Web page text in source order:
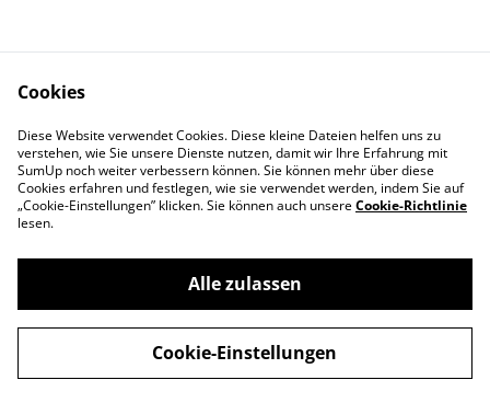
Kontaktieren Sie uns
Rechtliche
Bestimmungen
Datenschutzbestimm
ungen von SumUp
Cookie-Richtlinie
©2026Hillsong Church Germany Store
powered by
Cookies
Diese Website verwendet Cookies. Diese kleine Dateien helfen uns zu
verstehen, wie Sie unsere Dienste nutzen, damit wir Ihre Erfahrung mit
SumUp noch weiter verbessern können. Sie können mehr über diese
Cookies erfahren und festlegen, wie sie verwendet werden, indem Sie auf
„Cookie-Einstellungen” klicken. Sie können auch unsereCookie-Richtlinie
lesen.
Alle zulassen
Cookie-Einstellungen